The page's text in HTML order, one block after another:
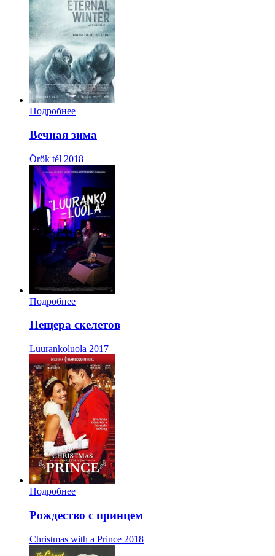
Подробнее
Вечная зима
Örök tél 2018
Подробнее
Пещера скелетов
Luurankoluola 2017
Подробнее
Рождество с принцем
Christmas with a Prince 2018